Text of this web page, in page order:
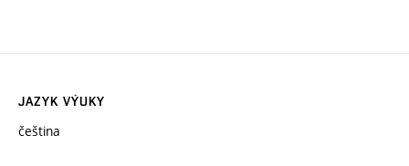
JAZYK VÝUKY
čeština